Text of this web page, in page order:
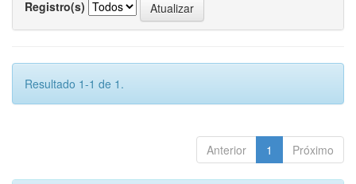
Registro(s)
Resultado 1-1 de 1.
Anterior 1 Próximo